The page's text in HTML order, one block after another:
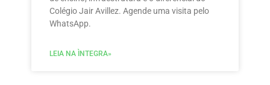
Colégio Jair Avillez. Agende uma visita pelo
WhatsApp.
LEIA NA ÌNTEGRA»